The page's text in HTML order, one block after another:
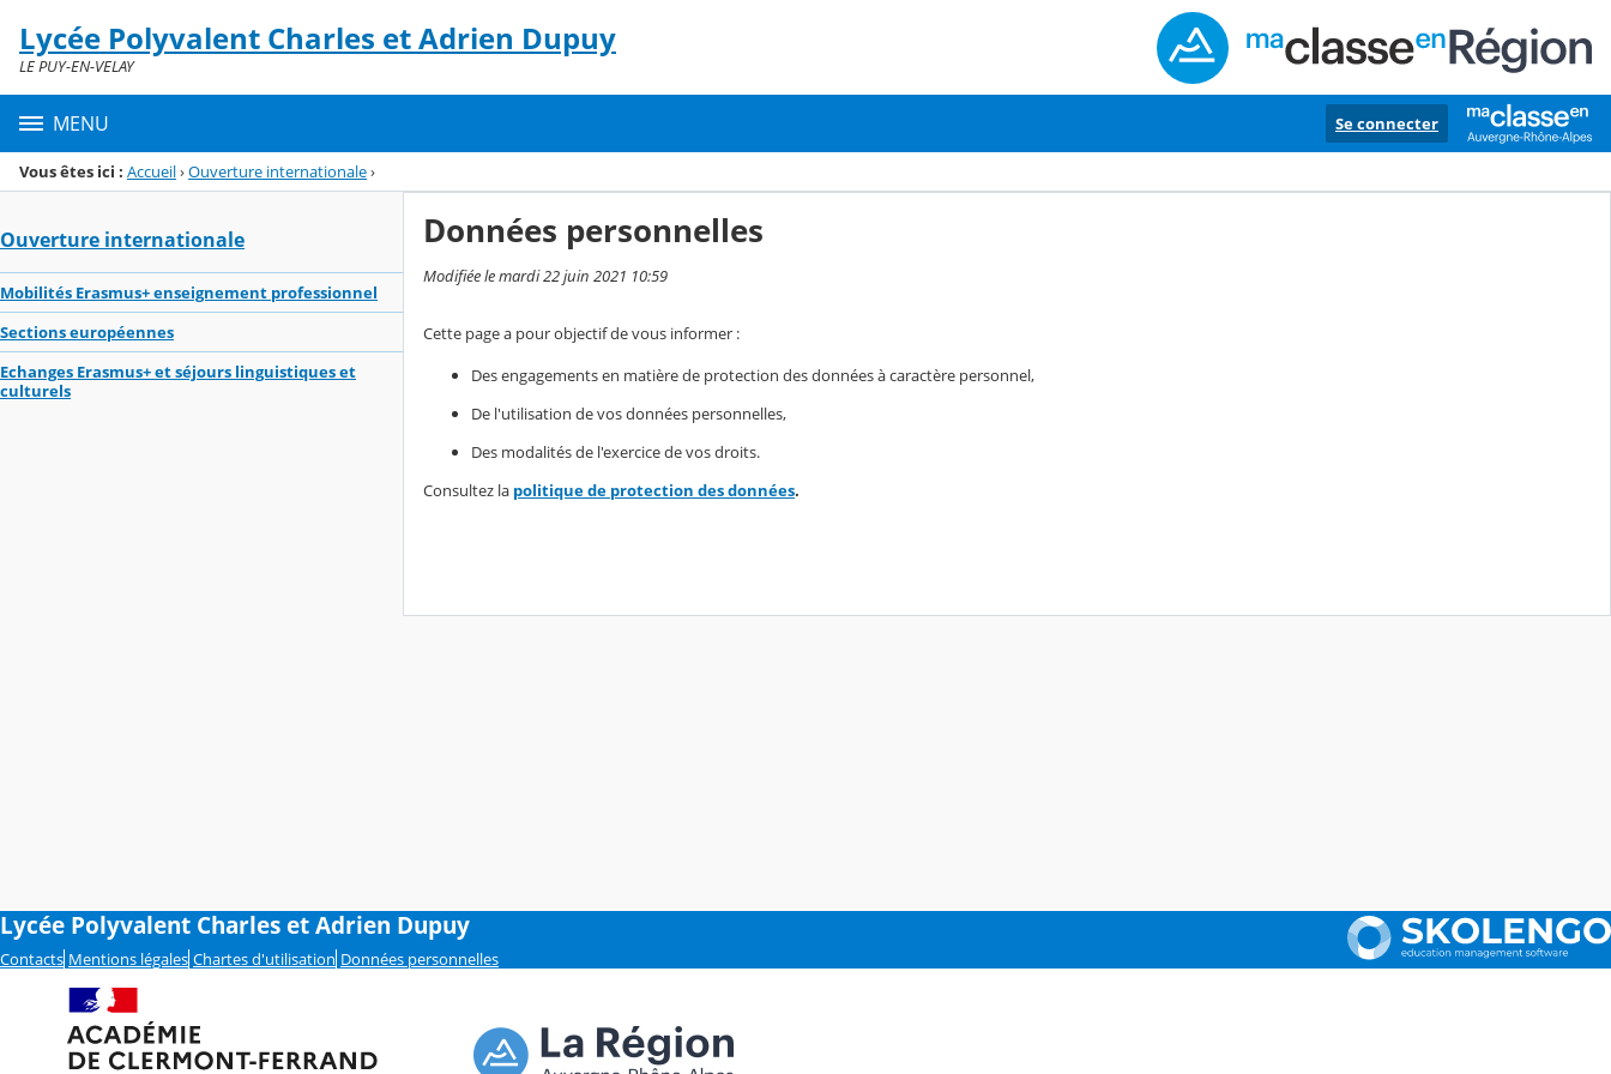
Menu de la rubrique
Contenu
Lycée Polyvalent Charles et Adrien Dupuy
LE PUY-EN-VELAY
MENU Se connecter
Vous êtes ici : Accueil›Ouverture internationale›
Ouverture internationale
Mobilités Erasmus+ enseignement professionnel
Sections européennes
Echanges Erasmus+ et séjours linguistiques et
culturels
Données personnelles
Modifiée le mardi 22 juin 2021 10:59
Cette page a pour objectif de vous informer :
Des engagements en matière de protection des données à caractère personnel,
De l'utilisation de vos données personnelles,
Des modalités de l'exercice de vos droits.
Consultez la politique de protection des données.
Lycée Polyvalent Charles et Adrien Dupuy
Contacts Mentions légales Chartes d'utilisation Données personnelles